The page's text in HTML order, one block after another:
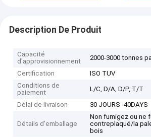
Description De Produit
Capacité
d'approvisionnement
2000-3000 tonnes
Certification
ISO TUV
Conditions de
paiement
L/C, D/A, D/P, T/T
Délai de livraison 30 JOURS -40DAYS
Détails d'emballage
Non fumigez ou ne
contreplaqué/la
bois